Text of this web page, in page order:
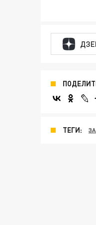
ТЕГИ: